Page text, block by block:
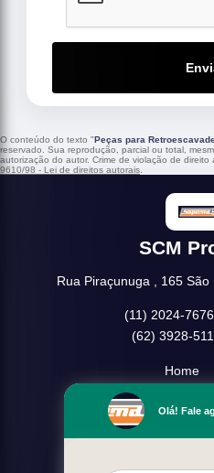
O conteúdo do texto "Peças para
reservado. Sua reprodução, parcial ou total,
autorização do autor. Crime de violação de
9610/98 - Lei de direitos autorais.
SCM
Rua Piraçunuga , 165
(11) 2024-
(62) 3928-
Home
Missão
Olá! Fale